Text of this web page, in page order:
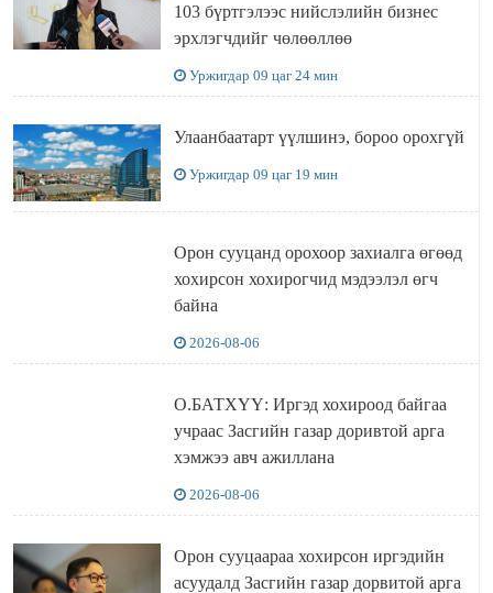
103 бүртгэлээс нийслэлийн бизнес
эрхлэгчдийг чөлөөллөө
Уржигдар 09 цаг 24 мин
Улаанбаатарт үүлшинэ, бороо орохгүй
Уржигдар 09 цаг 19 мин
Орон сууцанд орохоор захиалга өгөөд
хохирсон хохирогчид мэдээлэл өгч
байна
2026-08-06
О.БАТХҮҮ: Иргэд хохироод байгаа
учраас Засгийн газар доривтой арга
хэмжээ авч ажиллана
2026-08-06
Орон сууцаараа хохирсон иргэдийн
асуудалд Засгийн газар дорвитой арга